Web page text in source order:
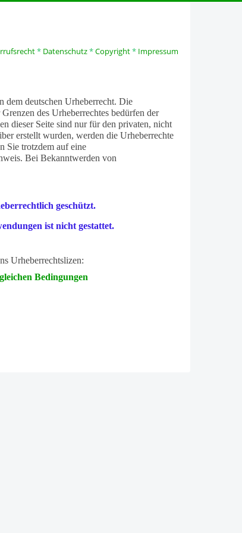
* Datenschutz*Copyright* Impressum
dem deutschen Urheberrecht. Die
des Urheberrechtes bedürfen der
dieser Seite sind nur für den privaten, nicht
erstellt wurden, werden die Urheberrechte
Sie trotzdem auf eine
Bei Bekanntwerden von
geschützt.
ist nicht gestattet.
Urheberrechtslizen:
Bedingungen